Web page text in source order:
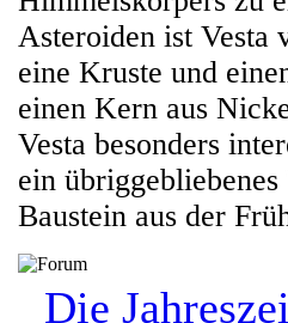
Asteroiden ist Vesta
eine Kruste und
einen Kern aus
Vesta besonders
ein
Baustein aus der
Die